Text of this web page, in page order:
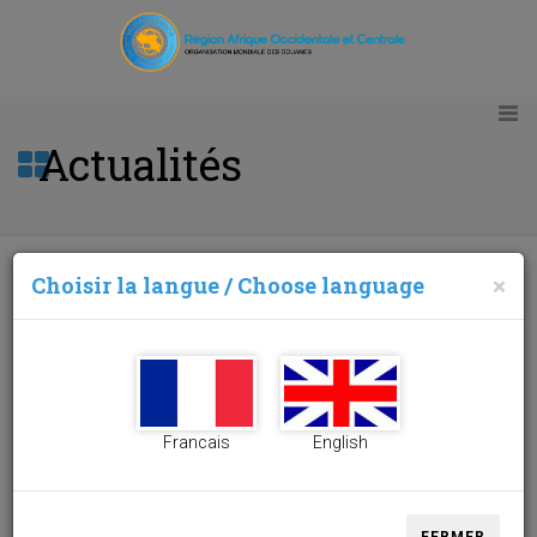
Actualités
évaluation avec les cadres des Douanes
05/02/2025
Choisir la langue / Choose language ×
Francais English